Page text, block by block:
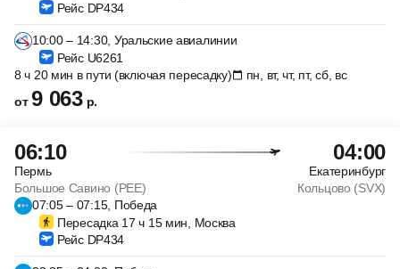
Рейс DP434
10:00 – 14:30, Уральские авиалинии
Рейс U6261
8 ч 20 мин в пути (включая пересадку)
пн, вт, чт, пт, сб, вс
от9 063 р.
06:10 04:00
Пермь
Екатеринбург
Большое Савино (PEE)
Кольцово (SVX)
07:05 – 07:15, Победа
Пересадка 17 ч 15 мин, Москва
Рейс DP434